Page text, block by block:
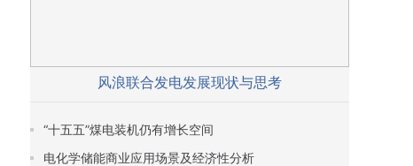
风浪联合发电发展现状与思考
“十五五”煤电装机仍有增长空间
电化学储能商业应用场景及经济性分析